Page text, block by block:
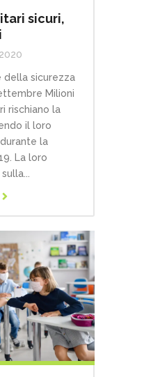
sicuri,
della sicurezza
Milioni
rischiano la
il loro
la
La loro